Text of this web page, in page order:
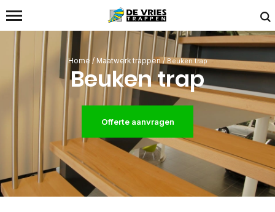
Home / Maatwerk trappen / Beuken trap
Beuken trap
Offerte aanvragen